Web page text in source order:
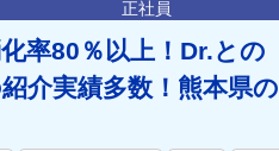
正社員
率80％以上！Dr.との
介実績多数！熊本県の